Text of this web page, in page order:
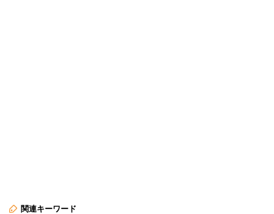
関連キーワード